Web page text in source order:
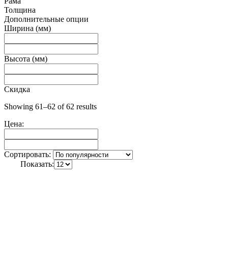
Толщина
Дополнительные опции
Ширина (мм)
Высота (мм)
Скидка
Showing 61–62 of 62 results
Цена:
Сортировать:
Показать: